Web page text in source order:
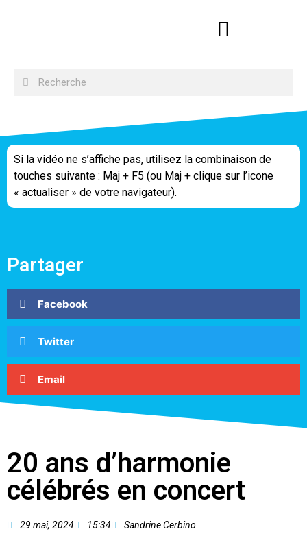
Si la vidéo ne s’affiche pas, utilisez la combinaison de
touches suivante : Maj + F5 (ou Maj + clique sur l’icone
« actualiser » de votre navigateur).
Partager
Facebook
Twitter
Email
20 ans d’harmonie
célébrés en concert
29 mai, 2024 15:34 Sandrine Cerbino